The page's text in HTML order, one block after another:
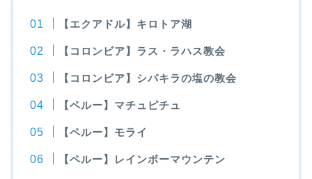
【エクアドル】キロトア湖
【コロンビア】ラス・ラハス教会
【コロンビア】シパキラの塩の教会
【ペルー】マチュピチュ
【ペルー】モライ
【ペルー】レインボーマウンテン